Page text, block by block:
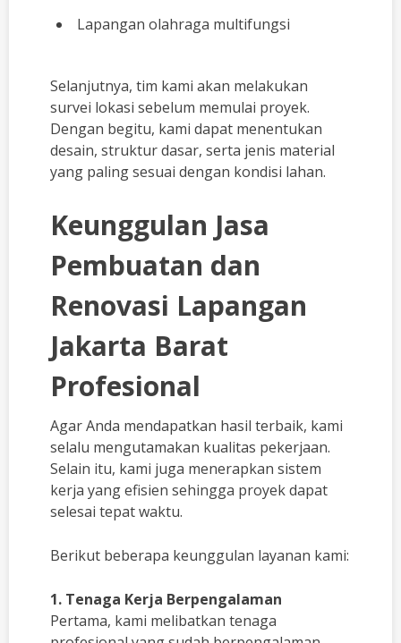
Lapangan olahraga multifungsi
Selanjutnya, tim kami akan melakukan
survei lokasi sebelum memulai proyek.
Dengan begitu, kami dapat menentukan
desain, struktur dasar, serta jenis material
yang paling sesuai dengan kondisi lahan.
Keunggulan Jasa
Pembuatan dan
Renovasi Lapangan
Jakarta Barat
Profesional
Agar Anda mendapatkan hasil terbaik, kami
selalu mengutamakan kualitas pekerjaan.
Selain itu, kami juga menerapkan sistem
kerja yang efisien sehingga proyek dapat
selesai tepat waktu.
Berikut beberapa keunggulan layanan kami:
1. Tenaga Kerja Berpengalaman
Pertama, kami melibatkan tenaga